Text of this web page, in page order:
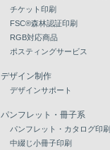
チケット印刷
FSC®森林認証印刷
RGB対応商品
ポスティングサービス
デザイン制作
デザインサポート
パンフレット・冊子系
パンフレット・カタログ印刷
中綴じ小冊子印刷